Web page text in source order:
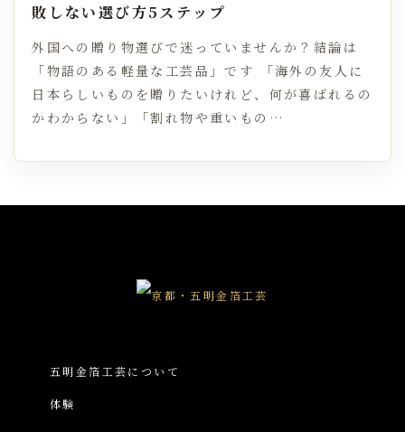
敗しない選び方5ステップ
外国への贈り物選びで迷っていませんか？結論は
「物語のある軽量な工芸品」です 「海外の友人に
日本らしいものを贈りたいけれど、何が喜ばれるの
かわからない」「割れ物や重いもの…
五明金箔工芸について
体験